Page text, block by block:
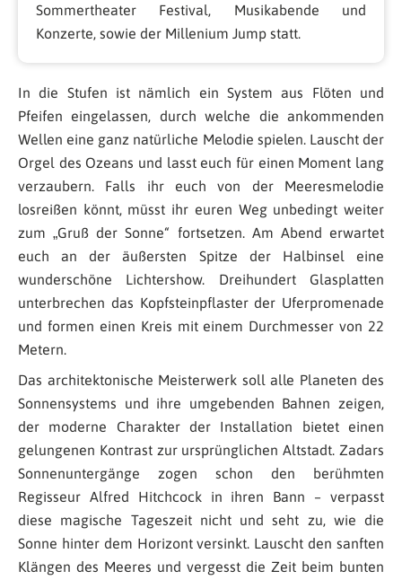
Sommertheater Festival, Musikabende und
Konzerte, sowie der Millenium Jump statt.
In die Stufen ist nämlich ein System aus Flöten und
Pfeifen eingelassen, durch welche die ankommenden
Wellen eine ganz natürliche Melodie spielen. Lauscht der
Orgel des Ozeans und lasst euch für einen Moment lang
verzaubern. Falls ihr euch von der Meeresmelodie
losreißen könnt, müsst ihr euren Weg unbedingt weiter
zum „Gruß der Sonne“ fortsetzen. Am Abend erwartet
euch an der äußersten Spitze der Halbinsel eine
wunderschöne Lichtershow. Dreihundert Glasplatten
unterbrechen das Kopfsteinpflaster der Uferpromenade
und formen einen Kreis mit einem Durchmesser von 22
Metern.
Das architektonische Meisterwerk soll alle Planeten des
Sonnensystems und ihre umgebenden Bahnen zeigen,
der moderne Charakter der Installation bietet einen
gelungenen Kontrast zur ursprünglichen Altstadt. Zadars
Sonnenuntergänge zogen schon den berühmten
Regisseur Alfred Hitchcock in ihren Bann – verpasst
diese magische Tageszeit nicht und seht zu, wie die
Sonne hinter dem Horizont versinkt. Lauscht den sanften
Klängen des Meeres und vergesst die Zeit beim bunten